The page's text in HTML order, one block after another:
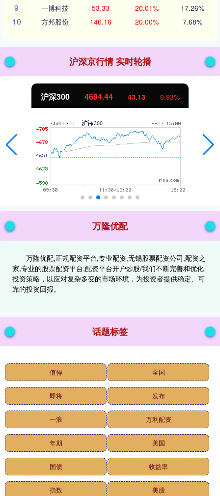
9 一博科技 53.33 20.01% 17.26%
10 方邦股份 146.16 20.00% 7.68%
沪深京行情 实时轮播
沪深300 4694.44 43.13 0.93%
万隆优配
万隆优配,正规配资平台,专业配资,无锡股票配资公司,配资之
家,专业的股票配资平台,配资平台开户炒股/我们不断完善和优化
投资策略，以应对复杂多变的市场环境，为投资者提供稳定、可
靠的投资回报。
话题标签
值得 全国
即将 发布
一浪 万利配资
年期 美国
国债 收益率
指数 美股